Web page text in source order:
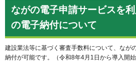
ながの電子申請サービスを
の電子納付について
建設業法等に基づく審査手数料について、なが
納付が可能です。（令和8年4月1日から導入開始